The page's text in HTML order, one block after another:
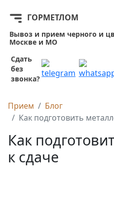
ГОРМЕТЛОМ
Вывоз и прием черного и
Москве и МО
Сдать
без
звонка?
Прием
Блог
Как подготовить
Как
к сдаче